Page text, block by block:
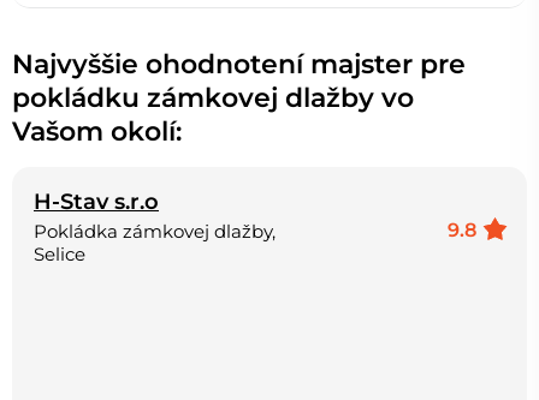
Najvyššie ohodnotení majster pre
pokládku zámkovej dlažby vo
Vašom okolí:
H-Stav s.r.o
9.8
Pokládka zámkovej dlažby,
Selice